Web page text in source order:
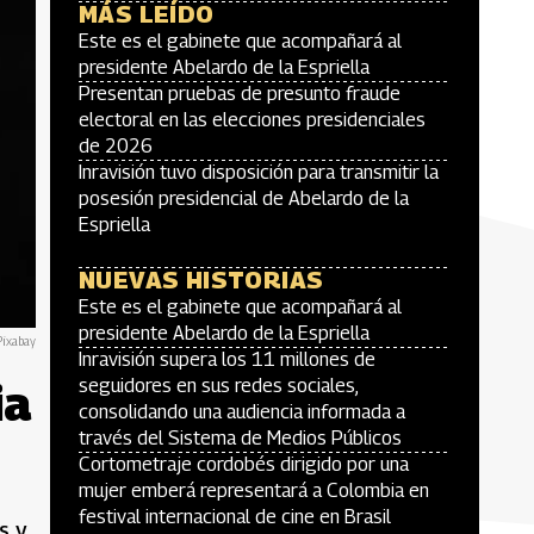
MÁS LEÍDO
Este es el gabinete que acompañará al
presidente Abelardo de la Espriella
Presentan pruebas de presunto fraude
electoral en las elecciones presidenciales
de 2026
Inravisión tuvo disposición para transmitir la
posesión presidencial de Abelardo de la
Espriella
NUEVAS HISTORIAS
Este es el gabinete que acompañará al
presidente Abelardo de la Espriella
Inravisión supera los 11 millones de
seguidores en sus redes sociales,
consolidando una audiencia informada a
través del Sistema de Medios Públicos
Cortometraje cordobés dirigido por una
mujer emberá representará a Colombia en
festival internacional de cine en Brasil